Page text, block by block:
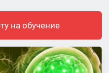
на обучение